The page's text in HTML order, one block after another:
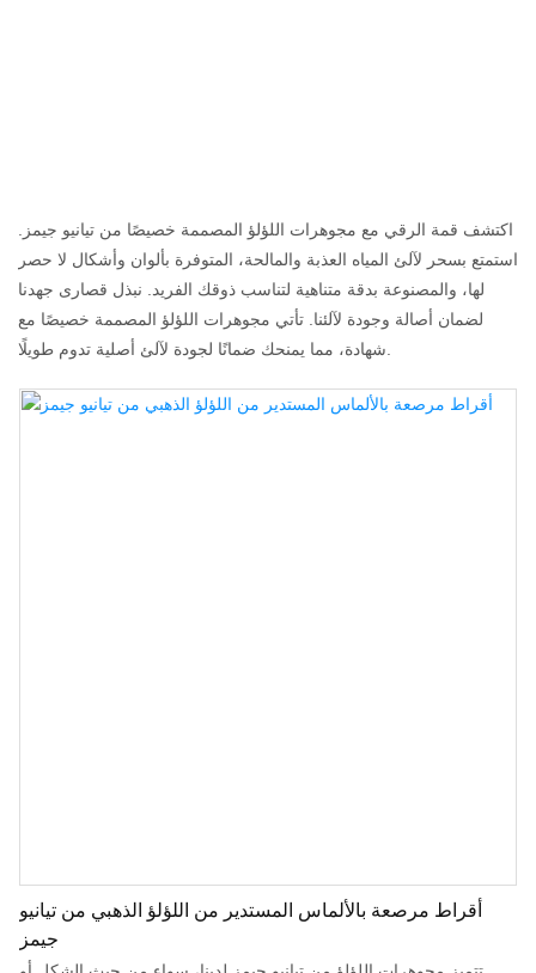
اكتشف قمة الرقي مع مجوهرات اللؤلؤ المصممة خصيصًا من تيانيو جيمز.
استمتع بسحر لآلئ المياه العذبة والمالحة، المتوفرة بألوان وأشكال لا حصر
لها، والمصنوعة بدقة متناهية لتناسب ذوقك الفريد. نبذل قصارى جهدنا
لضمان أصالة وجودة لآلئنا. تأتي مجوهرات اللؤلؤ المصممة خصيصًا مع
أقراط مرصعة بالألماس المستدير من اللؤلؤ الذهبي من تيانيو
جيمز